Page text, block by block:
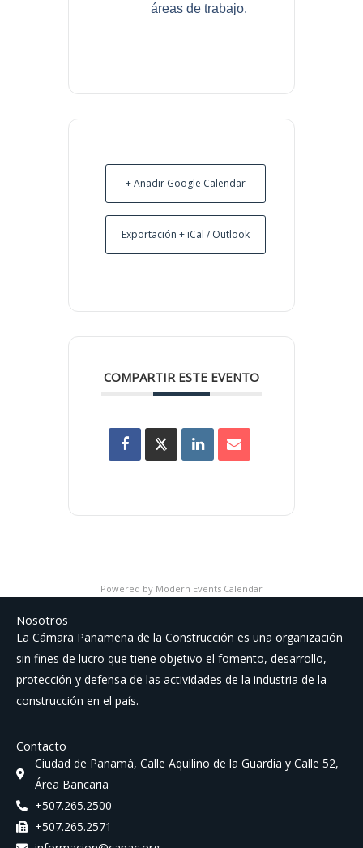
áreas de trabajo.
+ Añadir Google Calendar
Exportación + iCal / Outlook
COMPARTIR ESTE EVENTO
Powered by Modern Events Calendar
Nosotros
La Cámara Panameña de la Construcción es una organización
sin fines de lucro que tiene objetivo el fomento, desarrollo,
protección y defensa de las actividades de la industria de la
construcción en el país.
Contacto
Ciudad de Panamá, Calle Aquilino de la Guardia y Calle 52,
Área Bancaria
+507.265.2500
+507.265.2571